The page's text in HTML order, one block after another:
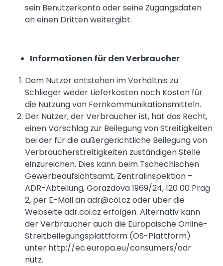
sein Benutzerkonto oder seine Zugangsdaten
an einen Dritten weitergibt.
Informationen für den Verbraucher
Dem Nutzer entstehen im Verhältnis zu
Schlieger weder Lieferkosten noch Kosten für
die Nutzung von Fernkommunikationsmitteln.
Der Nutzer, der Verbraucher ist, hat das Recht,
einen Vorschlag zur Beilegung von Streitigkeiten
bei der für die außergerichtliche Beilegung von
Verbraucherstreitigkeiten zuständigen Stelle
einzureichen. Dies kann beim Tschechischen
Gewerbeaufsichtsamt, Zentralinspektion –
ADR-Abteilung, Gorazdova 1969/24, 120 00 Prag
2, per E-Mail an adr@coi.cz oder über die
Webseite adr.coi.cz erfolgen. Alternativ kann
der Verbraucher auch die Europäische Online-
Streitbeilegungsplattform (OS-Plattform)
unter http://ec.europa.eu/consumers/odr
nutz.